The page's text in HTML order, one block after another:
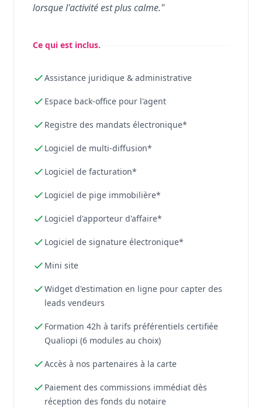
lorsque l'activité est plus calme."
Ce qui est inclus.
Assistance juridique & administrative
Espace back-office pour l'agent
Registre des mandats électronique*
Logiciel de multi-diffusion*
Logiciel de facturation*
Logiciel de pige immobilière*
Logiciel d'apporteur d'affaire*
Logiciel de signature électronique*
Mini site
Widget d'estimation en ligne pour capter des
leads vendeurs
Formation 42h à tarifs préférentiels certifiée
Qualiopi (6 modules au choix)
Accès à nos partenaires à la carte
Paiement des commissions immédiat dès
réception des fonds du notaire